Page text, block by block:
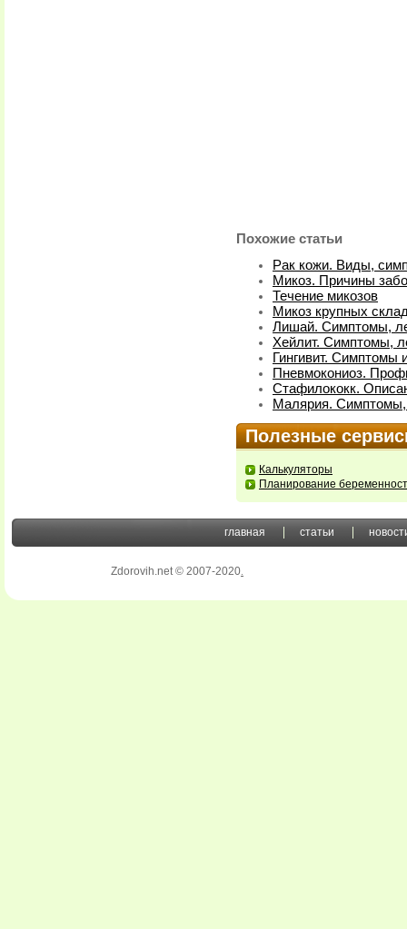
Похожие статьи
Рак кожи. Виды,
Микоз. Причины
Течение микозов
Микоз крупных
Лишай. Симптомы,
Хейлит. Симптомы,
Гингивит. Симптомы
Пневмокониоз.
Стафилококк.
Малярия. Симптомы,
Полезные
Калькуляторы
Планирование
главная статьи
Zdorovih.net © 2007-2020